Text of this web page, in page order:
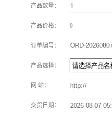
产品数量：
产品价格： 0
订单编号：
产品选择：
网 站：
交货日期：